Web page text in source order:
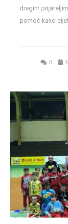
dragim
pomoć kako
0